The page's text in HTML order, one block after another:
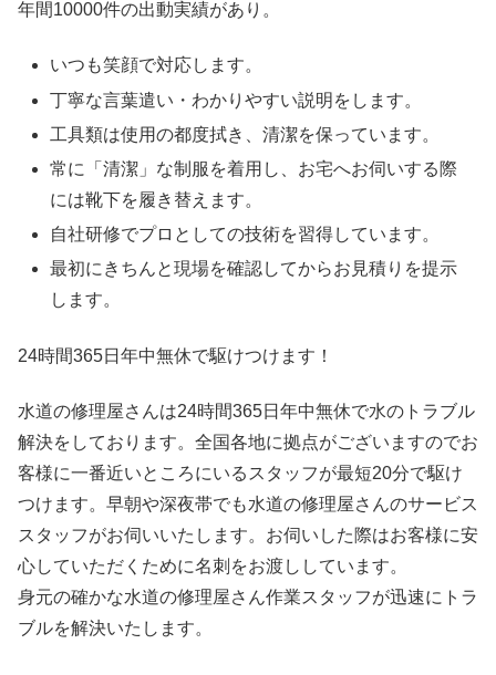
年間10000件の出動実績があり。
いつも笑顔で対応します。
丁寧な言葉遣い・わかりやすい説明をします。
工具類は使用の都度拭き、清潔を保っています。
常に「清潔」な制服を着用し、お宅へお伺いする際
には靴下を履き替えます。
自社研修でプロとしての技術を習得しています。
最初にきちんと現場を確認してからお見積りを提示
します。
24時間365日 年中無休で駆けつけます！
水道の修理屋さんは24時間365日年中無休で水のトラブル
解決をしております。全国各地に拠点がございますのでお
客様に一番近いところにいるスタッフが最短20分で駆け
つけます。早朝や深夜帯でも水道の修理屋さんのサービス
スタッフがお伺いいたします。お伺いした際はお客様に安
心していただくために名刺をお渡ししています。
身元の確かな水道の修理屋さん作業スタッフが迅速にトラ
ブルを解決いたします。